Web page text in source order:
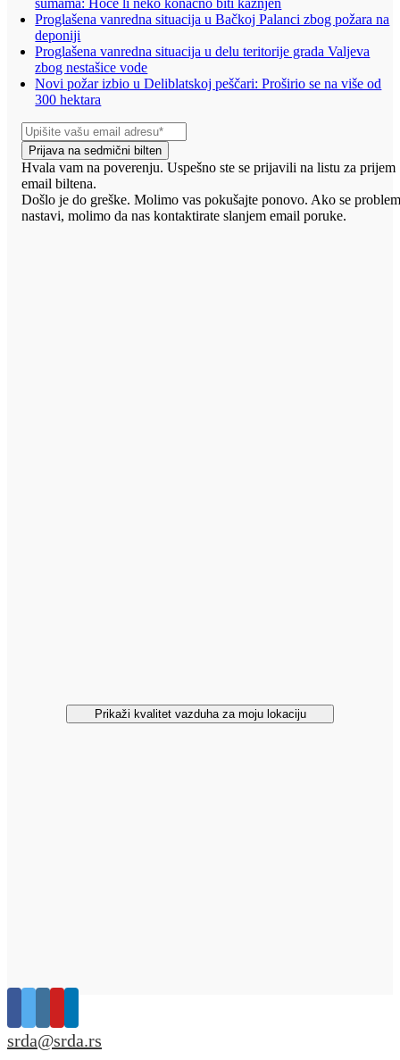
šumama: Hoće li neko konačno biti kažnjen
Proglašena vanredna situacija u Bačkoj Palanci zbog požara na
deponiji
Proglašena vanredna situacija u delu teritorije grada Valjeva
zbog nestašice vode
Novi požar izbio u Deliblatskoj peščari: Proširio se na više od
300 hektara
Prijava na sedmični bilten
Hvala vam na poverenju. Uspešno ste se prijavili na listu za prijem
email biltena.
Došlo je do greške. Molimo vas pokušajte ponovo. Ako se
nastavi, molimo da nas kontaktirate slanjem email poruke.
Prikaži kvalitet vazduha za moju lokaciju
srda@srda.rs